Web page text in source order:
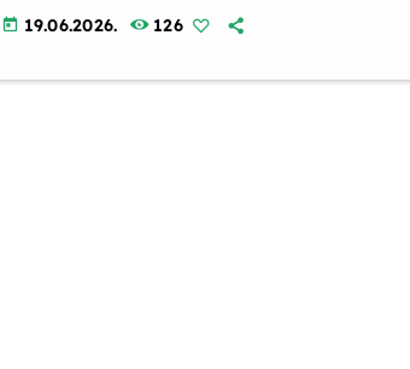
today 19.06.2026. 126